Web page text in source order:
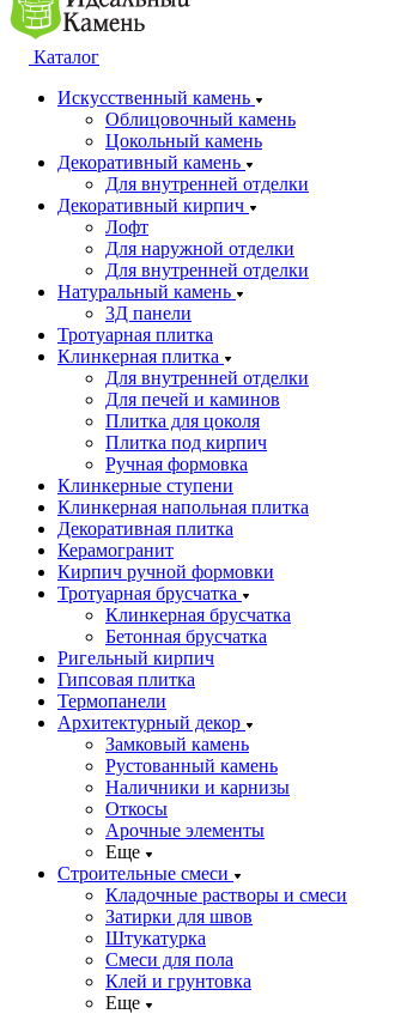
Каталог
Искусственный камень
Облицовочный камень
Цокольный камень
Декоративный камень
Для внутренней отделки
Декоративный кирпич
Лофт
Для наружной отделки
Для внутренней отделки
Натуральный камень
3Д панели
Тротуарная плитка
Клинкерная плитка
Для внутренней отделки
Для печей и каминов
Плитка для цоколя
Плитка под кирпич
Ручная формовка
Клинкерные ступени
Клинкерная напольная плитка
Декоративная плитка
Керамогранит
Кирпич ручной формовки
Тротуарная брусчатка
Клинкерная брусчатка
Бетонная брусчатка
Ригельный кирпич
Гипсовая плитка
Термопанели
Архитектурный декор
Замковый камень
Рустованный камень
Наличники и карнизы
Откосы
Арочные элементы
Еще
Строительные смеси
Кладочные растворы и смеси
Затирки для швов
Штукатурка
Смеси для пола
Клей и грунтовка
Еще